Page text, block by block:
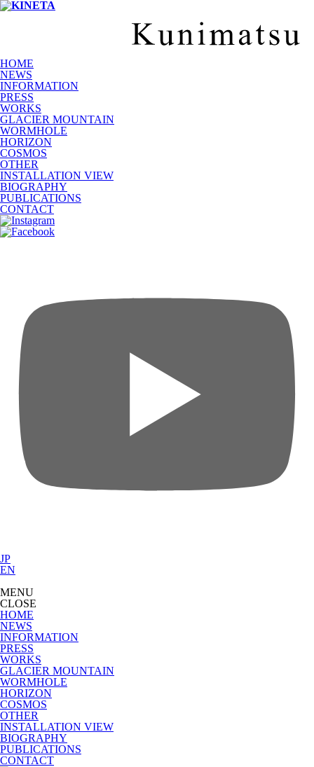
HOME
NEWS
INFORMATION
PRESS
WORKS
GLACIER MOUNTAIN
WORMHOLE
HORIZON
COSMOS
OTHER
INSTALLATION VIEW
BIOGRAPHY
PUBLICATIONS
CONTACT
JP
EN
MENU
CLOSE
HOME
NEWS
INFORMATION
PRESS
WORKS
GLACIER MOUNTAIN
WORMHOLE
HORIZON
COSMOS
OTHER
INSTALLATION VIEW
BIOGRAPHY
PUBLICATIONS
CONTACT